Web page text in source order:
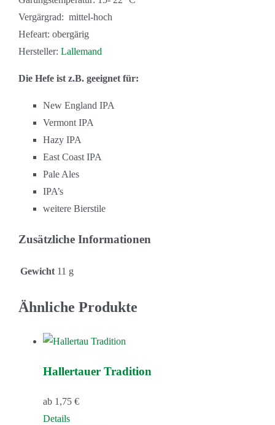
Vergärgrad: mittel-hoch
Hefeart: obergärig
Hersteller: Lallemand
Die Hefe ist z.B. geeignet für:
New England IPA
Vermont IPA
Hazy IPA
East Coast IPA
Pale Ales
IPA’s
weitere Bierstile
Zusätzliche Informationen
Gewicht 11 g
Ähnliche Produkte
Hallertauer Tradition
ab 1,75 €
Dieses
Details